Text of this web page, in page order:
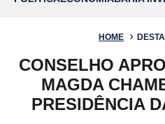
HOME
CONSELHO
MAGDA
PRESIDÊNCIA